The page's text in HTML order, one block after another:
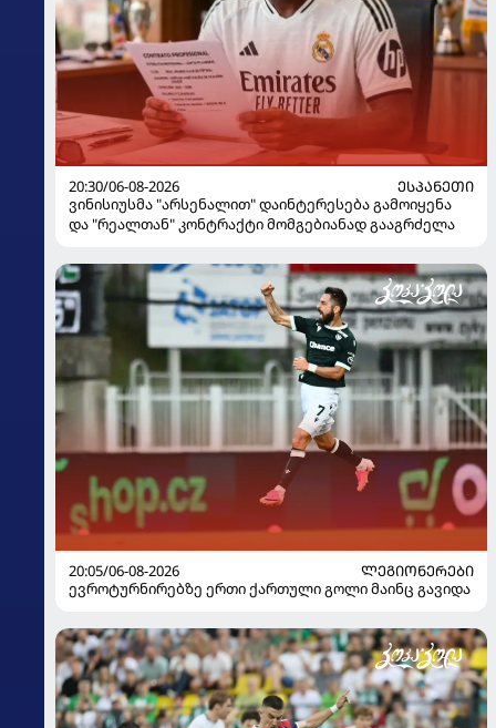
20:30/06-08-2026
ᲔᲡᲞᲐᲜᲔᲗᲘ
ვინისიუსმა "არსენალით" დაინტერესება გამოიყენა
და "რეალთან" კონტრაქტი მომგებიანად გააგრძელა
20:05/06-08-2026
ᲚᲔᲒᲘᲝᲜᲔᲠᲔᲑᲘ
ევროტურნირებზე ერთი ქართული გოლი მაინც გავიდა